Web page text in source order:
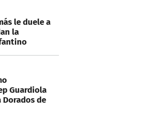
le duele a
la
Guardiola
Dorados de